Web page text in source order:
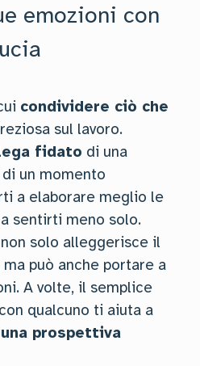
emozioni con
condividere ciò che
sul lavoro.
fidato di una
un momento
a elaborare meglio le
sentirti meno solo.
solo alleggerisce il
può anche portare a
A volte, il semplice
qualcuno ti aiuta a
prospettiva